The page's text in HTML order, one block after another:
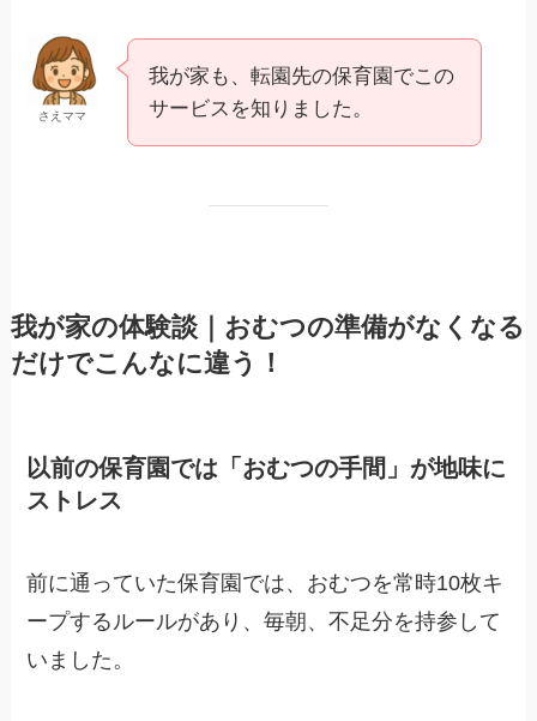
さえママ
我が家も、転園先の保育園でこの
サービスを知りました。
我が家の体験談｜おむつの準備がなくなる
だけでこんなに違う！
以前の保育園では「おむつの手間」が地味に
ストレス
前に通っていた保育園では、おむつを常時10枚キ
ープするルールがあり、毎朝、不足分を持参して
いました。